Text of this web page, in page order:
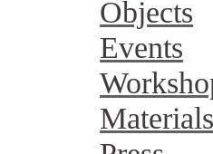
Objects
Events
Materials